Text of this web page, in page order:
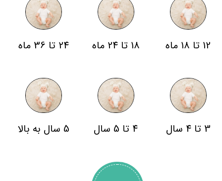
12 تا 18 ماه 18 تا 24 ماه 24 تا 36 ماه
3 تا 4 سال 4 تا 5 سال 5 سال به بالا